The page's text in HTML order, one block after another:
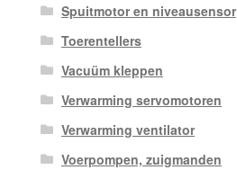
Spuitmotor en niveausensor
Toerentellers
Vacuüm kleppen
Verwarming servomotoren
Verwarming ventilator
Voerpompen, zuigmanden